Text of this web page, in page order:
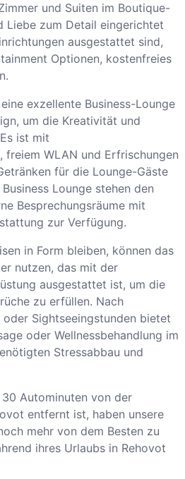
und Suiten im Boutique-
Liebe zum Detail eingerichtet
ausgestattet sind,
Optionen, kostenfreies
exzellente Business-Lounge
um die Kreativität und
ist mit
freiem WLAN und Erfrischungen
für die Lounge-Gäste
Lounge stehen den
Besprechungsräume mit
zur Verfügung.
in Form bleiben, können das
nutzen, das mit der
ausgestattet ist, um die
zu erfüllen. Nach
Sightseeingstunden bietet
oder Wellnessbehandlung im
Stressabbau und
Autominuten von der
entfernt ist, haben unsere
mehr von dem Besten zu
ihres Urlaubs in Rehovot